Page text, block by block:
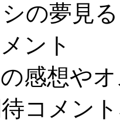
シの夢見
ント
感想や
コメン